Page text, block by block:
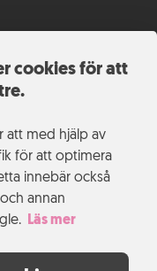
cookies för att
att med hjälp av
för att optimera
innebär också
annan
Läs mer